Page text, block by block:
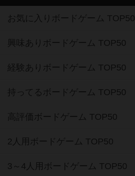
お気に入りボードゲーム TOP50
興味ありボードゲーム TOP50
経験ありボードゲーム TOP50
持ってるボードゲーム TOP50
高評価ボードゲーム TOP50
2人用ボードゲーム TOP50
3～4人用ボードゲーム TOP50